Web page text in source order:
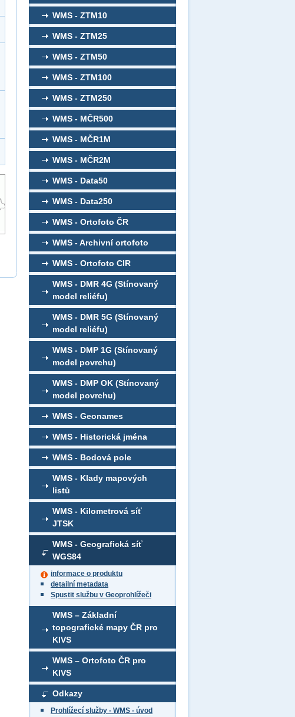
WMS - ZTM10
WMS - ZTM25
WMS - ZTM50
WMS - ZTM100
WMS - ZTM250
WMS - MČR500
WMS - MČR1M
WMS - MČR2M
WMS - Data50
WMS - Data250
WMS - Ortofoto ČR
WMS - Archivní ortofoto
WMS - Ortofoto CIR
WMS - DMR 4G (Stínovaný
model reliéfu)
WMS - DMR 5G (Stínovaný
model reliéfu)
WMS - DMP 1G (Stínovaný
model povrchu)
WMS - DMP OK (Stínovaný
model povrchu)
WMS - Geonames
WMS - Historická jména
WMS - Bodová pole
WMS - Klady mapových
listů
WMS - Kilometrová síť
JTSK
WMS - Geografická síť
WGS84
informace o produktu
detailní metadata
Spustit službu v Geoprohlížeči
WMS – Základní
topografické mapy ČR pro
KIVS
WMS – Ortofoto ČR pro
KIVS
Odkazy
Prohlížecí služby - WMS - úvod